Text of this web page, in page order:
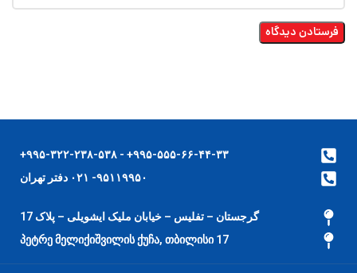
۹۹۵-۵۵۵-۶۶-۴۴-۳۳+ - ۹۹۵-۳۲۲-۲۳۸-۵۳۸+
۹۵۱۱۹۹۵۰- ۰۲۱ دفتر تهران
گرجستان – تفلیس – خیابان ملیک ایشویلی – پلاک 17
17 პეტრე მელიქიშვილის ქუჩა, თბილისი